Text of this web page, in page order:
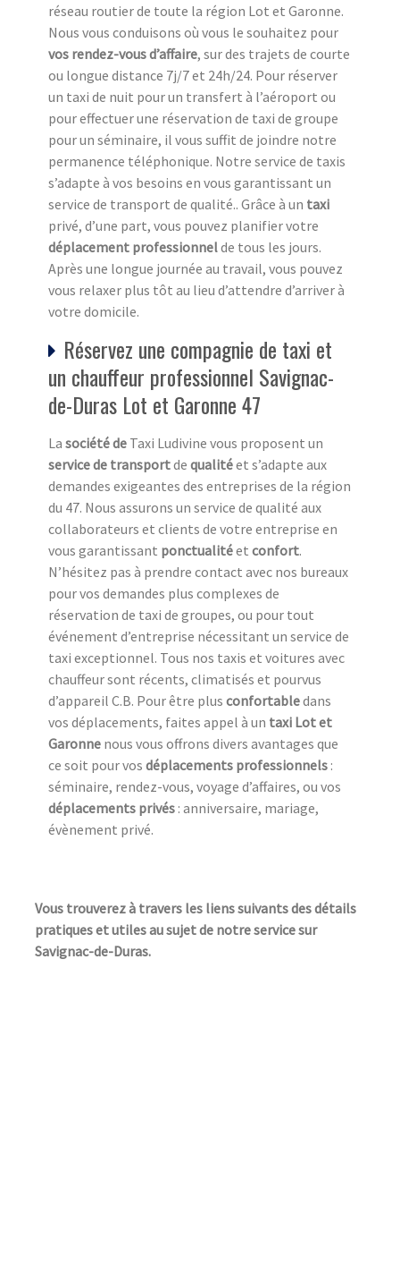
réseau routier de toute la région Lot et Garonne.
Nous vous conduisons où vous le souhaitez pour
vos rendez-vous d’affaire, sur des trajets de courte
ou longue distance 7j/7 et 24h/24. Pour réserver
un taxi de nuit pour un transfert à l’aéroport ou
pour effectuer une réservation de taxi de groupe
pour un séminaire, il vous suffit de joindre notre
permanence téléphonique. Notre service de taxis
s’adapte à vos besoins en vous garantissant un
service de transport de qualité.. Grâce à un taxi
privé, d’une part, vous pouvez planifier votre
déplacement professionnelde tous les jours.
Après une longue journée au travail, vous pouvez
vous relaxer plus tôt au lieu d’attendre d’arriver à
votre domicile.
Réservez une compagnie de taxi et
un chauffeur professionnel Savignac-
de-Duras Lot et Garonne 47
La société de Taxi Ludivine vous proposent un
service de transportde qualitéet s’adapte aux
demandes exigeantes des entreprises de la région
du 47. Nous assurons un service de qualité aux
collaborateurs et clients de votre entreprise en
vous garantissant ponctualitéet confort.
N’hésitez pas à prendre contact avec nos bureaux
pour vos demandes plus complexes de
réservation de taxi de groupes, ou pour tout
événement d’entreprise nécessitant un service de
taxi exceptionnel. Tous nos taxis et voitures avec
chauffeur sont récents, climatisés et pourvus
d’appareil C.B. Pour être plus confortabledans
vos déplacements, faites appel à un taxi Lot et
Garonne nous vous offrons divers avantages que
ce soit pour vos déplacements professionnels :
séminaire, rendez-vous, voyage d’affaires, ou vos
déplacements privés : anniversaire, mariage,
évènement privé.
Vous trouverez à travers les liens suivants des détails
pratiques et utiles au sujet de notre service sur
Savignac-de-Duras.